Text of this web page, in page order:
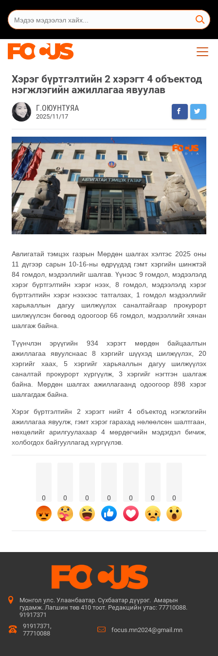
Хэрэг бүртгэлтийн 2 хэрэгт 4 объектод
нэгжлэгийн ажиллагаа явуулав
Г.ОЮУНТУЯА
2025/11/17
Авлигатай тэмцэх газрын Мөрдөн шалгах хэлтэс 2025 оны
11 дүгээр сарын 10-16-ны өдрүүдэд гэмт хэргийн шинжтэй
84 гомдол, мэдээллийг шалгав. Үүнээс 9 гомдол, мэдээлэлд
хэрэг бүртгэлтийн хэрэг нээх, 8 гомдол, мэдээлэлд хэрэг
бүртгэлтийн хэрэг нээхээс татгалзах, 1 гомдол мэдээллийг
харьяаллын дагуу шилжүүлэх саналтайгаар прокурорт
шилжүүлсэн бөгөөд одоогоор 66 гомдол, мэдээллийг хянан
шалгаж байна.
Түүнчлэн эрүүгийн 934 хэрэгт мөрдөн байцаалтын
ажиллагаа явуулснаас 8 хэргийг шүүхэд шилжүүлэх, 20
хэргийг хаах, 5 хэргийг харьяаллын дагуу шилжүүлэх
саналтай прокурорт хүргүүлж, 3 хэргийг нэгтгэн шалгаж
байна. Мөрдөн шалгах ажиллагаанд одоогоор 898 хэрэг
шалгагдаж байна.
Хэрэг бүртгэлтийн 2 хэрэгт нийт 4 объектод нэгжлэгийн
ажиллагаа явуулж, гэмт хэрэг гарахад нөлөөлсөн шалтгаан,
нөхцөлийг арилгуулахаар 4 мөрдөгчийн мэдэгдэл бичиж,
холбогдох байгууллагад хүргүүлэв.
0 0 0 0 0 0 0
Монгол улс. Улаанбаатар. Сүхбаатар дүүрэг. Амарын
гудамж. Лагшин төв 410 тоот. Редакцийн утас: 77710088.
91917371
91917371,
77710088
focus.mn2024@gmail.mn